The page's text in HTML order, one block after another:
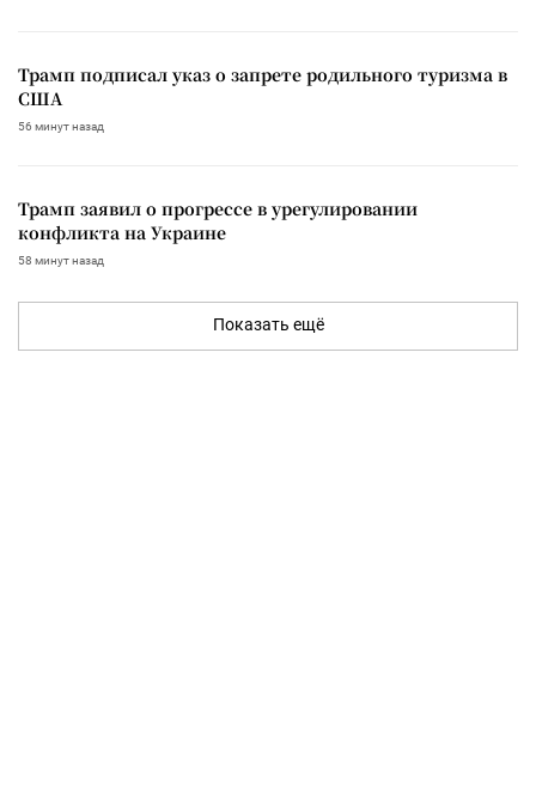
Трамп подписал указ о запрете родильного туризма в
США
56 минут назад
Трамп заявил о прогрессе в урегулировании
конфликта на Украине
58 минут назад
Показать ещё